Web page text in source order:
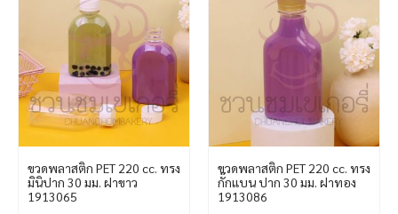
ขวดพลาสติก PET 220 cc. ทรง
มินิปาก 30 มม. ฝาขาว
1913065
ขวดพลาสติก PET 220 cc. ทรง
กั๊กแบน ปาก 30 มม. ฝาทอง
1913086